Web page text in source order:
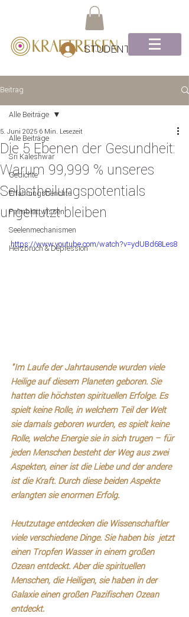
STUDENTEN Log-In
Beitrag
Alle Beiträge
Sri Kaleshwar
Gedichte
Erfahrungsberichte
Palmblattwissen
Seelenmechanismen
Herzbruch & Depression
Alle Beiträge
Die 5 Ebenen der Gesundheit:
Warum 99,999 % unseres
Selbstheilungspotentials
ungenutzt bleiben
5. Juni 2025 6 Min. Lesezeit
https://www.youtube.com/watch?v=ydUBd68Les8
"Im Laufe der Jahrtausende wurden viele
Heilige auf diesem Planeten geboren. Sie
hatten die höchsten spirituellen Erfolge. Es
spielt keine Rolle, in welchem Teil der Welt
sie damals geboren wurden, es spielt keine
Rolle, welche Energie sie in sich trugen – für
jeden Menschen besteht der Weg aus zwei
Aspekten, einer ist die Liebe und der andere
ist die Kraft. Durch diese beiden Aspekte
erlangten sie enormen Erfolg.
Heutzutage entdecken die Wissenschaftler
viele verschiedene Dinge. Sie haben bis  jetzt
einen Tropfen Wasser in einem großen
Ozean entdeckt. Aber die spirituellen
Menschen, die Heiligen, sie haben in der
Galaxie einen großen Pazifischen Ozean
entdeckt.